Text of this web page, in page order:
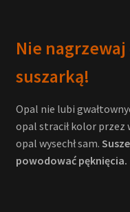
Nie
suszarką!
Opal nie lubi
opal stracił kolor przez
opal wysechł sam.
powodować pęknięcia.